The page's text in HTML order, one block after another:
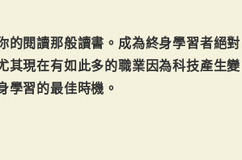
的閱讀那般讀書。成為終身學習者絕對
其現在有如此多的職業因為科技產生變
學習的最佳時機。